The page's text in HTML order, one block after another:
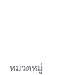
หมวดหมู่